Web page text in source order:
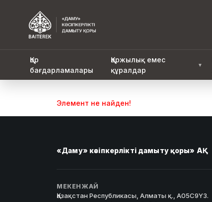
Қор
бағдарламалары
Қаржылық емес
құралдар
▼
Элемент не найден!
«Даму» кәсіпкерлікті дамыту қоры» АҚ
МЕКЕНЖАЙ
Қазақстан Республикасы, Алматы қ., A05C9Y3.